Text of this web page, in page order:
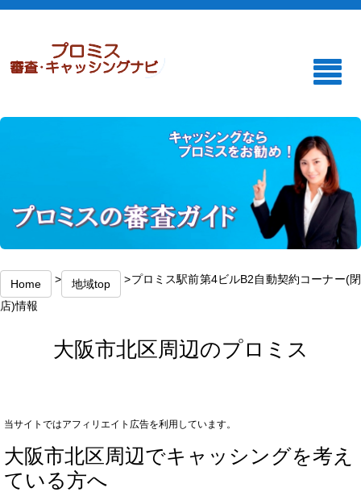
Home > 地域top >プロミス駅前第4ビルB2自動契約コーナー(閉
店)情報
大阪市北区周辺のプロミス
当サイトではアフィリエイト広告を利用しています。
大阪市北区周辺でキャッシングを考え
ている方へ